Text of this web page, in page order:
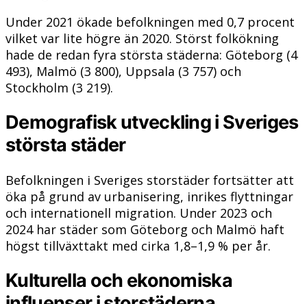
Under 2021 ökade befolkningen med 0,7 procent
vilket var lite högre än 2020. Störst folkökning
hade de redan fyra största städerna: Göteborg (4
493), Malmö (3 800), Uppsala (3 757) och
Stockholm (3 219).
Demografisk utveckling i Sveriges
största städer
Befolkningen i Sveriges storstäder fortsätter att
öka på grund av urbanisering, inrikes flyttningar
och internationell migration. Under 2023 och
2024 har städer som Göteborg och Malmö haft
högst tillväxttakt med cirka 1,8–1,9 % per år.
Kulturella och ekonomiska